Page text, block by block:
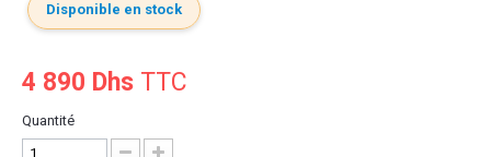
Disponible en stock
4 890 Dhs TTC
Quantité